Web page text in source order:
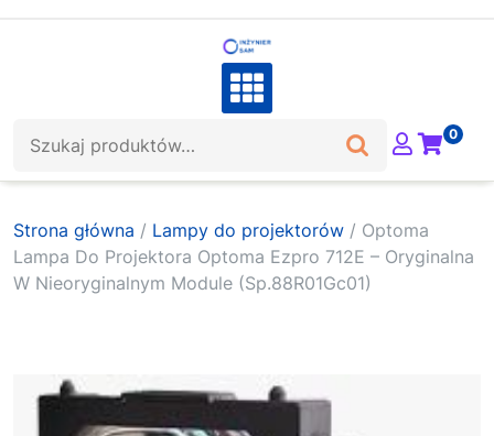
0
Strona główna / Lampy do projektorów / Optoma
Lampa Do Projektora Optoma Ezpro 712E – Oryginalna
W Nieoryginalnym Module (Sp.88R01Gc01)